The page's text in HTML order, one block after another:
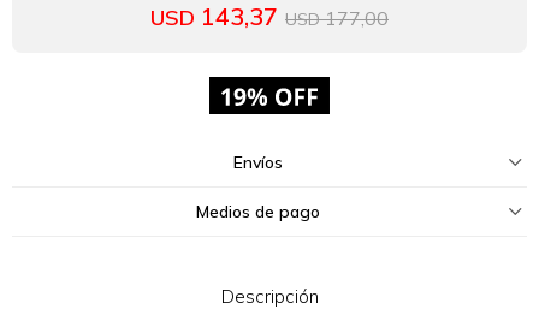
USD 143,37 USD 177,00
Envíos
Medios de pago
Descripción